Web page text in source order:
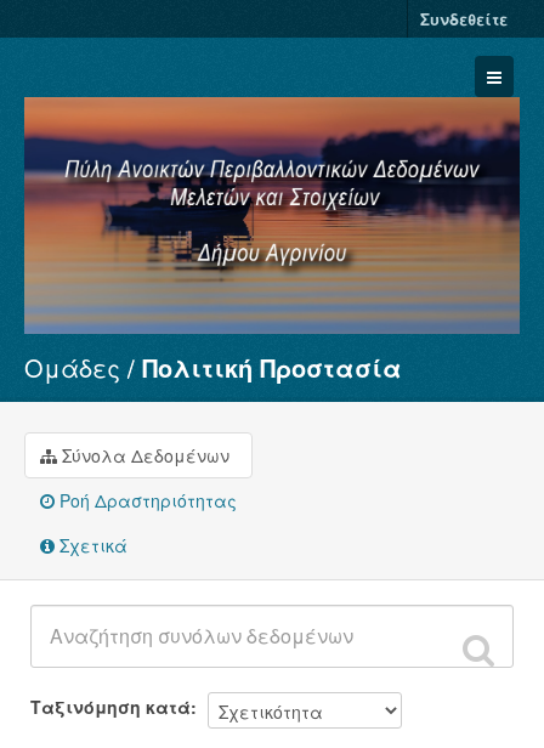
Συνδεθείτε
Σύνολα Δεδομένων
Φορείς
Ομάδες
Σχετικά
Ομάδες Πολιτική Προστασία
Σύνολα Δεδομένων
Ροή Δραστηριότητας
Σχετικά
Ταξινόμηση κατά